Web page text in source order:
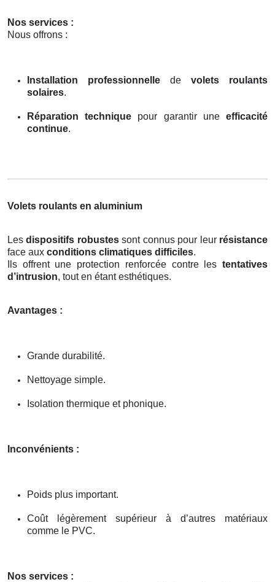
Nos services :
Nous offrons :
Installation professionnelle de volets roulants
solaires.
Réparation technique pour garantir uneefficacité
continue.
Volets roulants en aluminium
Lesdispositifs robustessont connus pour leur résistance
face aux conditions climatiques difficiles.
Ils offrent une protection renforcée contre les tentatives
d’intrusion, tout en étant esthétiques.
Avantages :
Grande durabilité.
Nettoyage simple.
Isolation thermique et phonique.
Inconvénients :
Poids plus important.
Coût légèrement supérieur à d’autres matériaux
comme le PVC.
Nos services :